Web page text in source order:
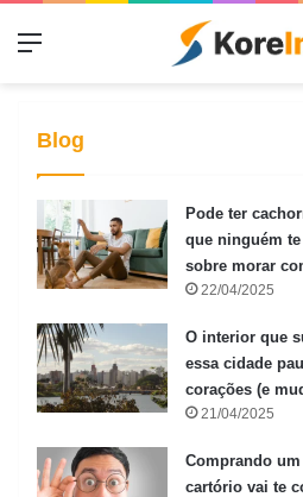
Menu
Blog
Pode ter
que ninguém
sobre morar
22/04/2025
O interior que
essa cidade
corações (e
21/04/2025
Comprando
cartório vai te